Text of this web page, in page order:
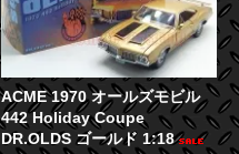
ACME 1970 オールズモビル
442 Holiday Coupe
DR.OLDS ゴールド 1:18